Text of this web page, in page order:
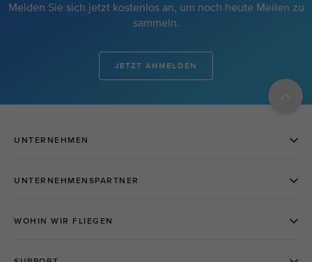
Melden Sie sich jetzt kostenlos an, um noch heute Meilen zu
sammeln.
JETZT ANMELDEN